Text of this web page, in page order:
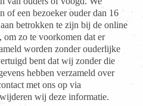
of een bezoeker ouder dan 16
betrokken te zijn bij de online
zo te voorkomen dat er
worden zonder ouderlijke
bent dat wij zonder die
hebben verzameld over
met ons op via
wij deze informatie.